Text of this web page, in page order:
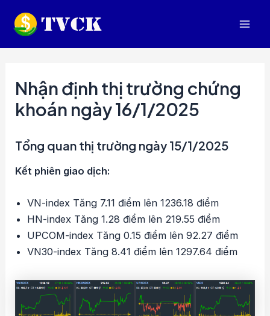
Nhận định thị trường chứng
khoán ngày 16/1/2025
Tổng quan thị trường ngày 15/1/2025
Kết phiên giao dịch:
VN-index Tăng 7.11 điểm lên 1236.18 điểm
HN-index Tăng 1.28 điểm lên 219.55 điểm
UPCOM-index Tăng 0.15 điểm lên 92.27 điểm
VN30-index Tăng 8.41 điểm lên 1297.64 điểm